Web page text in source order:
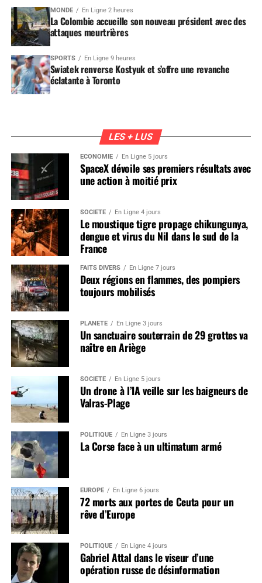
MONDE En Ligne 2 heures
La Colombie accueille son nouveau président avec des
attaques meurtrières
SPORTS En Ligne 9 heures
Swiatek renverse Kostyuk et s’offre une revanche
éclatante à Toronto
LES + LUS
ÉCONOMIE En Ligne 5 jours
SpaceX dévoile ses premiers résultats avec
une action à moitié prix
SOCIÉTÉ En Ligne 4 jours
Le moustique tigre propage chikungunya,
dengue et virus du Nil dans le sud de la
France
FAITS DIVERS En Ligne 7 jours
Deux régions en flammes, des pompiers
toujours mobilisés
PLANÈTE En Ligne 3 jours
Un sanctuaire souterrain de 29 grottes va
naître en Ariège
SOCIÉTÉ En Ligne 5 jours
Un drone à l’IA veille sur les baigneurs de
Valras-Plage
POLITIQUE En Ligne 3 jours
La Corse face à un ultimatum armé
EUROPE En Ligne 6 jours
72 morts aux portes de Ceuta pour un
rêve d’Europe
POLITIQUE En Ligne 4 jours
Gabriel Attal dans le viseur d’une
opération russe de désinformation